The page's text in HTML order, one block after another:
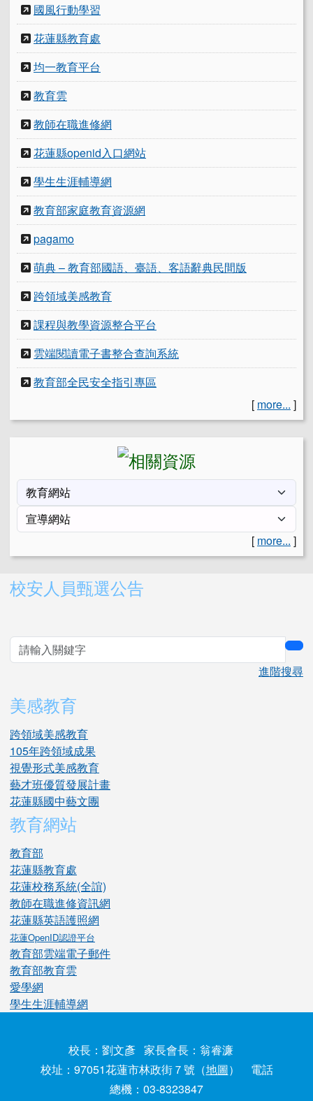
國風行動學習
花蓮縣教育處
均一教育平台
教育雲
教師在職進修網
花蓮縣openid入口網站
學生生涯輔導網
教育部家庭教育資源網
pagamo
萌典 – 教育部國語、臺語、客語辭典民間版
跨領域美感教育
課程與教學資源整合平台
雲端閱讀電子書整合查詢系統
教育部全民安全指引專區
[ more... ]
[ more... ]
右邊區域內容
校安人員甄選公告
進階搜尋
美感教育
跨領域美感教育
105年跨領域成果
視覺形式美感教育
藝才班優質發展計畫
花蓮縣國中藝文團
教育網站
教育部
花蓮縣教育處
花蓮校務系統(全誼)
教師在職進修資訊網
花蓮縣英語護照網
花蓮OpenID認證平台
教育部雲端電子郵件
教育部教育雲
愛學網
學生生涯輔導網
校長：劉文彥 家長會長：翁睿濂
校址：97051花蓮市林政街７號（地圖） 電話
總機：03-8323847